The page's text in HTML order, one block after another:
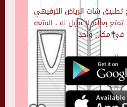
شات الرياض الترفيهي
بعالم لا مثيل له ، المتعه
في مكان واحد